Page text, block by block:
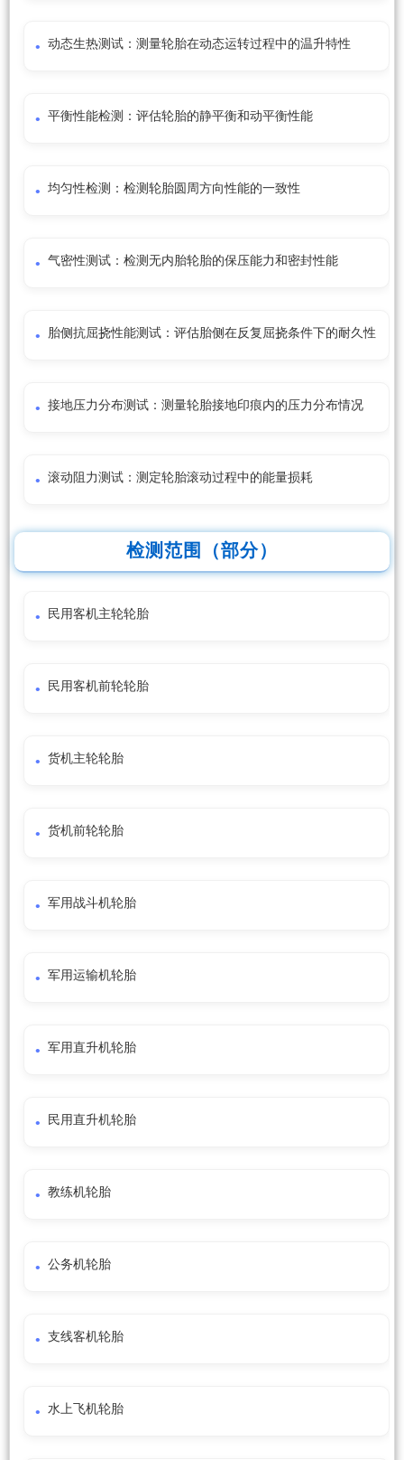
动态生热测试：测量轮胎在动态运转过程中的温升特性
平衡性能检测：评估轮胎的静平衡和动平衡性能
均匀性检测：检测轮胎圆周方向性能的一致性
气密性测试：检测无内胎轮胎的保压能力和密封性能
胎侧抗屈挠性能测试：评估胎侧在反复屈挠条件下的耐久性
接地压力分布测试：测量轮胎接地印痕内的压力分布情况
滚动阻力测试：测定轮胎滚动过程中的能量损耗
检测范围（部分）
民用客机主轮轮胎
民用客机前轮轮胎
货机主轮轮胎
货机前轮轮胎
军用战斗机轮胎
军用运输机轮胎
军用直升机轮胎
民用直升机轮胎
教练机轮胎
公务机轮胎
支线客机轮胎
水上飞机轮胎